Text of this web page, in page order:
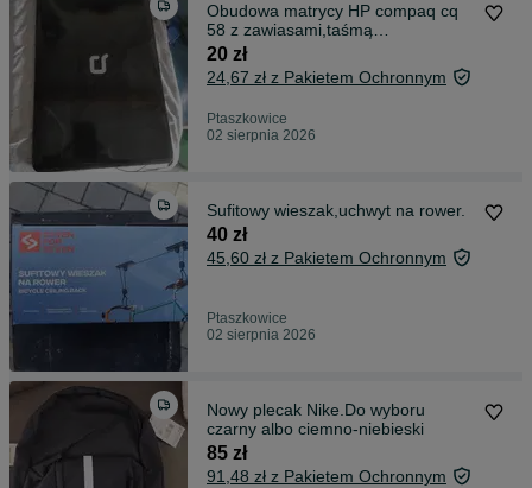
Obudowa matrycy HP compaq cq
58 z zawiasami,taśmą
matrycy,prowadnicami
20 zł
24,67 zł z Pakietem Ochronnym
Ptaszkowice
02 sierpnia 2026
Sufitowy wieszak,uchwyt na rower.
40 zł
45,60 zł z Pakietem Ochronnym
Ptaszkowice
02 sierpnia 2026
Nowy plecak Nike.Do wyboru
czarny albo ciemno-niebieski
85 zł
91,48 zł z Pakietem Ochronnym